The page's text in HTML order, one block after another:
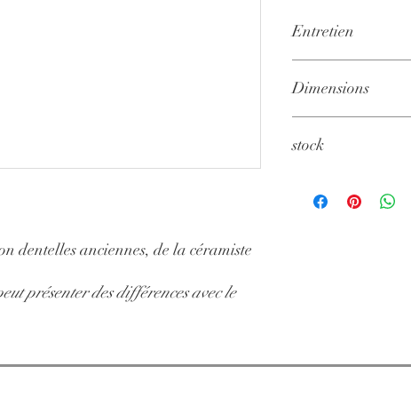
dentelles anciennes, de la céramiste
présenter des différences avec le
Entretien
Dimensions
stock
contactez-nous!